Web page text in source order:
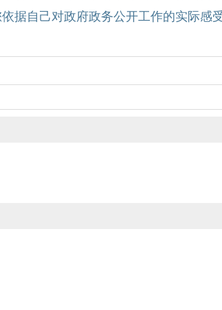
据自己对政府政务公开工作的实际感